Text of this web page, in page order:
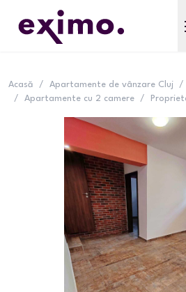
Acasă / Apartamente de vânzare Cluj /
/
Apartamente cu 2 camere /